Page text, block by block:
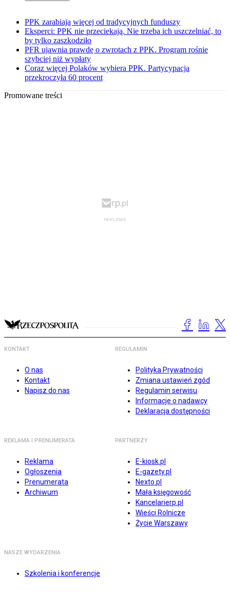
PPK zarabiają więcej od tradycyjnych funduszy
Eksperci: PPK nie przeciekają. Nie trzeba ich uszczelniać, to
by tylko zaszkodziło
PFR ujawnia prawdę o zwrotach z PPK. Program rośnie
szybciej niż wypłaty
Coraz więcej Polaków wybiera PPK. Partycypacja
przekroczyła 60 procent
Promowane treści
KONTAKT
O nas
Kontakt
Napisz do nas
REGULAMIN
Polityka Prywatności
Zmiana ustawień zgód
Regulamin serwisu
Informacje o nadawcy
Deklaracja dostępności
REKLAMA I PRENUMERATA
Reklama
Ogłoszenia
Prenumerata
Archiwum
PARTNERZY
E-kiosk.pl
E-gazety.pl
Nexto.pl
Mała księgowość
Kancelarierp.pl
Wieści Rolnicze
Życie Warszawy
NASZE WYDARZENIA
Szkolenia i konferencje